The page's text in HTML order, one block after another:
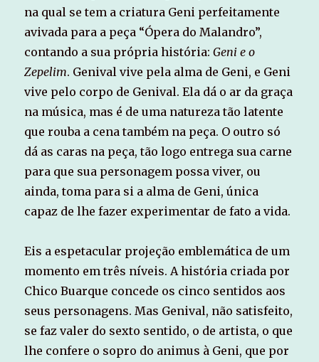
na qual se tem a criatura Geni perfeitamente
avivada para a peça “Ópera do Malandro”,
contando a sua própria história:Geni e o
Zepelim. Genival vive pela alma de Geni, e Geni
vive pelo corpo de Genival. Ela dá o ar da graça
na música, mas é de uma natureza tão latente
que rouba a cena também na peça. O outro só
dá as caras na peça, tão logo entrega sua carne
para que sua personagem possa viver, ou
ainda, toma para si a alma de Geni, única
capaz de lhe fazer experimentar de fato a vida.
Eis a espetacular projeção emblemática de um
momento em três níveis. A história criada por
Chico Buarque concede os cinco sentidos aos
seus personagens. Mas Genival, não satisfeito,
se faz valer do sexto sentido, o de artista, o que
lhe confere o sopro do animus à Geni, que por